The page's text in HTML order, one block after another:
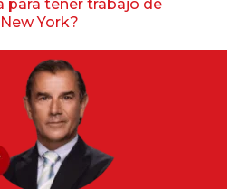
para tener trabajo de
York?